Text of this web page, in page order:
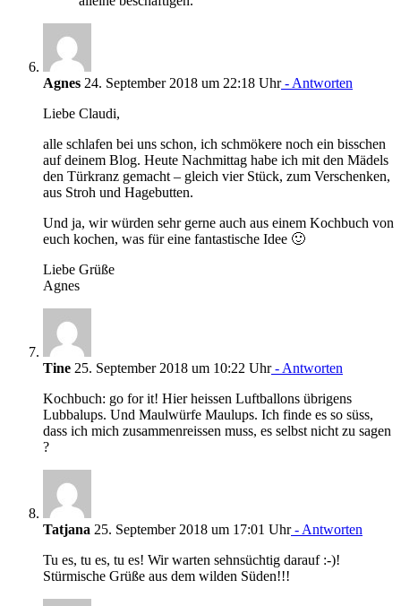
Agnes 24. September 2018 um 22:18 Uhr- Antworten
Liebe Claudi,
alle schlafen bei uns schon, ich schmökere noch ein bisschen
auf deinem Blog. Heute Nachmittag habe ich mit den Mädels
den Türkranz gemacht – gleich vier Stück, zum Verschenken,
aus Stroh und Hagebutten.
Und ja, wir würden sehr gerne auch aus einem Kochbuch von
euch kochen, was für eine fantastische Idee 🙂
Liebe Grüße
Agnes
Tine 25. September 2018 um 10:22 Uhr- Antworten
Kochbuch: go for it! Hier heissen Luftballons übrigens
Lubbalups. Und Maulwürfe Maulups. Ich finde es so süss,
dass ich mich zusammenreissen muss, es selbst nicht zu sagen
?
Tatjana 25. September 2018 um 17:01 Uhr- Antworten
Tu es, tu es, tu es! Wir warten sehnsüchtig darauf :-)!
Stürmische Grüße aus dem wilden Süden!!!